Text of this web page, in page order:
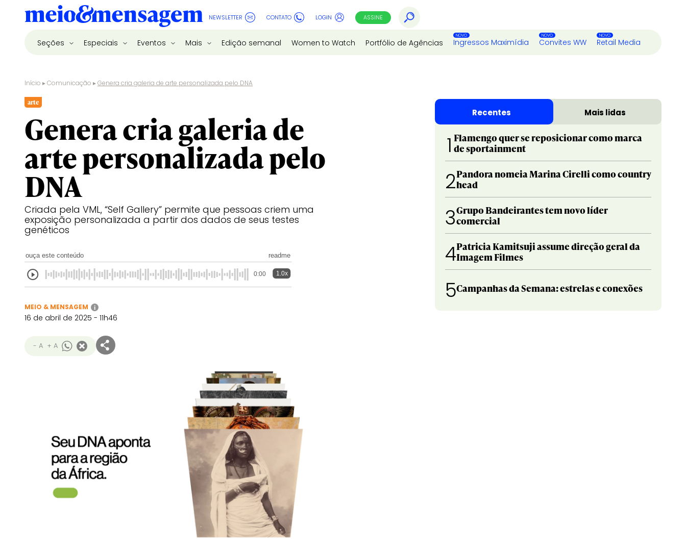
NEWSLETTER CONTATO LOGIN ASSINE
Seções Especiais Eventos Mais Edição semanal Women to Watch Portfólio de Agências Ingressos Maximídia Convites WW Retail Media
Início ▸Comunicação ▸Genera cria galeria de arte personalizada pelo DNA
arte
Genera cria galeria de
arte personalizada pelo
DNA
Criada pela VML, “Self Gallery” permite que pessoas criem uma
exposição personalizada a partir dos dados de seus testes
genéticos
ouça este conteúdo readme
0:00 1.0x
MEIO & MENSAGEM i
16 de abril de 2025 - 11h46
- A + A
Recentes Mais lidas
1 Flamengo quer se reposicionar como marca
de sportainment
2Pandora nomeia Marina Cirelli como country
head
3Grupo Bandeirantes tem novo líder
comercial
4Patricia Kamitsuji assume direção geral da
Imagem Filmes
5Campanhas da Semana: estrelas e conexões